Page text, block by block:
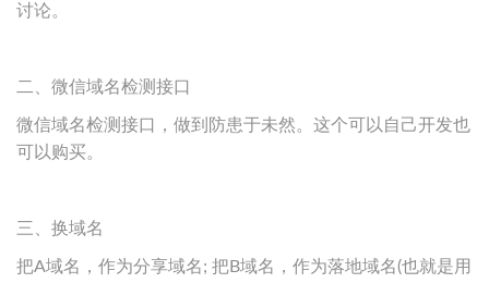
讨论。
二、微信域名检测接口
微信域名检测接口，做到防患于未然。这个可以自己开发也
可以购买。
三、换域名
把A域名，作为分享域名; 把B域名，作为落地域名(也就是用